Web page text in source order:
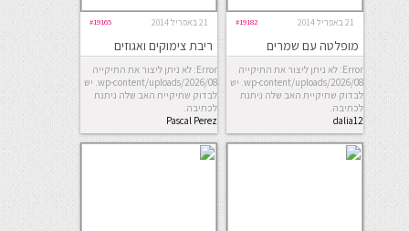
21 באפריל 2014 #19182
מופלטה עם שמרים
Error: לא ניתן ליצור את התיקייה
wp-content/uploads/2026/08. יש
לבדוק שתיקיית האב שלה ניתנת
לכתיבה.
dalia12
21 באפריל 2014 #19165
ריבת צימוקים ואגוזים
Error: לא ניתן ליצור את התיקייה
wp-content/uploads/2026/08. יש
לבדוק שתיקיית האב שלה ניתנת
לכתיבה.
Pascal Perez
Rubin